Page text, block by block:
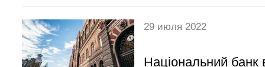
29 июля 2022
Національний банк